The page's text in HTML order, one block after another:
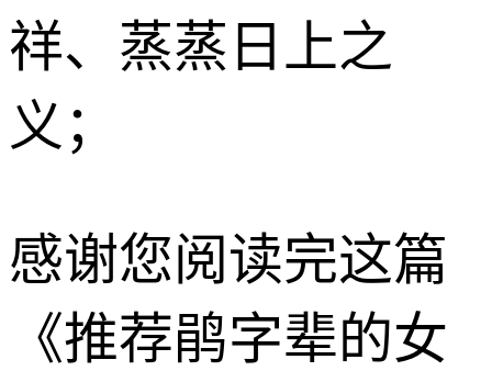
祥、蒸蒸日上之
义；
感谢您阅读完这篇
《推荐鹃字辈的女